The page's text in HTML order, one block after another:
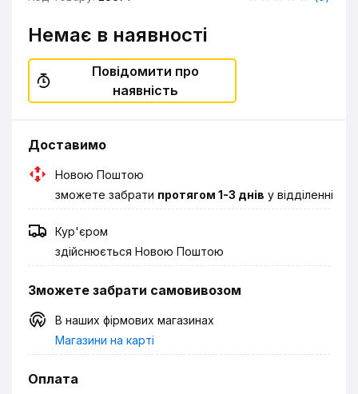
Немає в наявності
Повідомити про
наявність
Доставимо
Новою Поштою
зможете забрати протягом 1-3 днів у відділенні
Кур'єром
здійснюється Новою Поштою
Зможете забрати самовивозом
В наших фірмових магазинах
Магазини на карті
Оплата